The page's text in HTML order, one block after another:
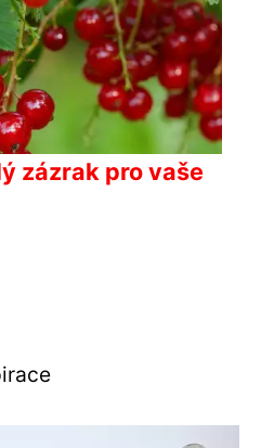
zázrak pro vaše